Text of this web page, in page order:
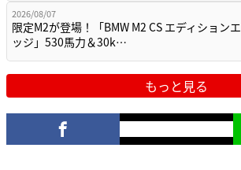
2026/08/07
限定M2が登場！「BMW M2 CS エディションエ
ッジ」530馬力＆30k…
もっと見る